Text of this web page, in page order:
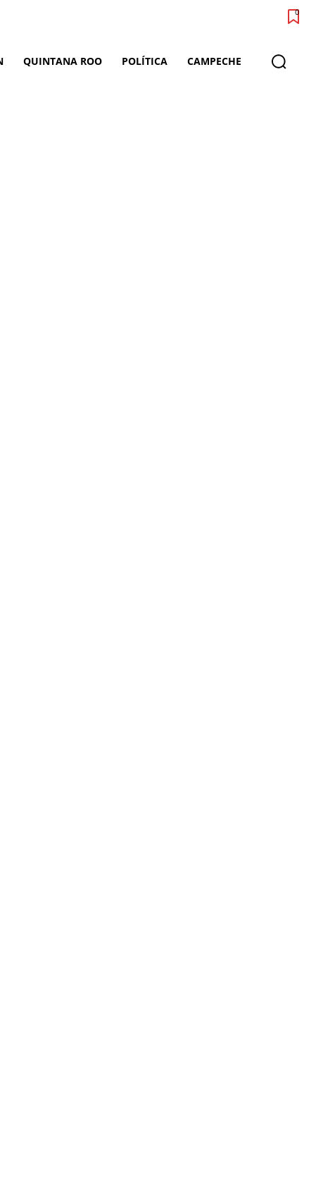
0
QUINTANA ROO POLÍTICA CAMPECHE